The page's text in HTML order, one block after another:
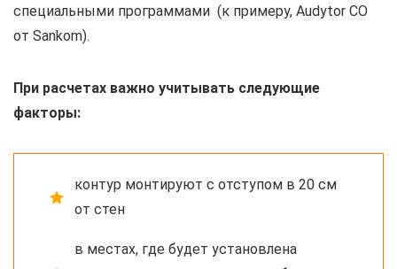
специальными программами (к примеру, Audytor CO
от Sankom).
При расчетах важно учитывать следующие
факторы:
контур монтируют с отступом в 20 см
от стен
в местах, где будет установлена